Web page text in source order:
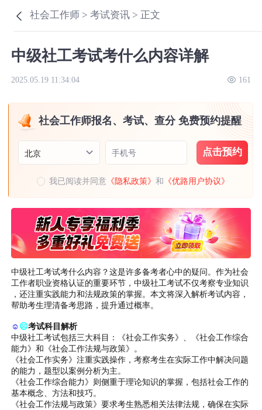
社会工作师 >考试资讯 > 正文
中级社工考试考什么内容详解
2025.05.19 11:34:04 161
社会工作师报名、考试、查分 免费预约提醒
北京 手机号 点击预约
我已阅读并同意 《隐私政策》和 《优路用户协议》
中级社工考试考什么内容？这是许多备考者心中的疑问。作为社会
工作者职业资格认证的重要环节，中级社工考试不仅考察专业知识
，还注重实践能力和法规政策的掌握。本文将深入解析考试内容，
帮助考生理清备考思路，提升通过概率。
☺☹考试科目解析
中级社工考试包括三大科目：《社会工作实务》、《社会工作综合
能力》和《社会工作法规与政策》。
《社会工作实务》注重实践操作，考察考生在实际工作中解决问题
的能力，题型以案例分析为主。
《社会工作综合能力》则侧重于理论知识的掌握，包括社会工作的
基本概念、方法和技巧。
《社会工作法规与政策》要求考生熟悉相关法律法规，确保在实际